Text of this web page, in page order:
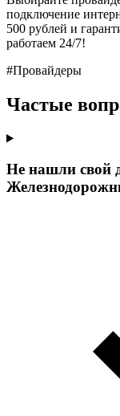
подключение
500 рублей и
работаем 24/7!
#Провайдеры
Частые
Не нашли свой